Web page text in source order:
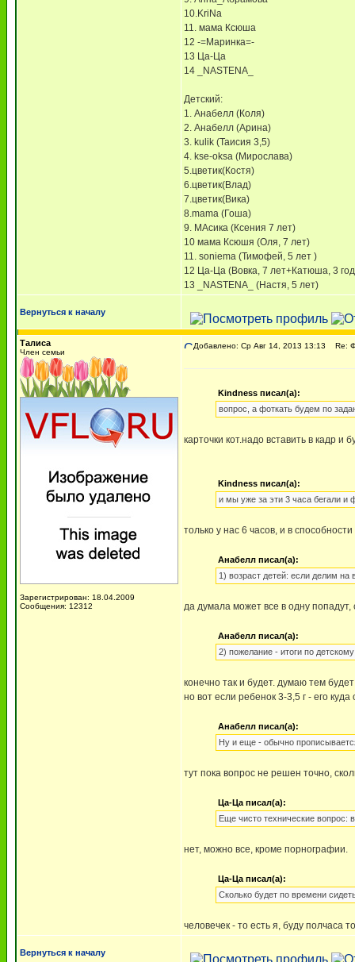
10.KriNa
11. мама Ксюша
12 -=Маринка=-
13 Ца-Ца
14 _NASTENA_
Детский:
1. Анабелл (Коля)
2. Анабелл (Арина)
3. kulik (Таисия 3,5)
4. kse-oksa (Мирослава)
5.цветик(Костя)
6.цветик(Влад)
7.цветик(Вика)
8.mama (Гоша)
9. МАсика (Ксения 7 лет)
10 мама Ксюшя (Оля, 7 лет)
11. soniema (Тимофей, 5 лет )
12 Ца-Ца (Вовка, 7 лет+Катюша, 3
13 _NASTENA_ (Настя, 5 лет)
Вернуться к началу
Талиса
Член семьи
Зарегистрирован: 18.04.2009
Сообщения: 12312
Добавлено: Ср Авг 14, 2013 13:13 Re:
Kindness писал(а):
вопрос, а фоткать будем по
карточки кот.надо вставить в кадр и
Kindness писал(а):
и мы уже за эти 3 часа бегали и
только у нас 6 часов, и в
Анабелл писал(а):
1) возраст детей: если делим на
да думала может все в одну попадут,
Анабелл писал(а):
2) пожелание - итоги по
конечно так и будет. думаю тем
но вот если ребенок 3-3,5 г - его
Анабелл писал(а):
Ну и еще - обычно
тут пока вопрос не решен точно,
Ца-Ца писал(а):
Еще чисто технические вопрос:
нет, можно все, кроме порнографии.
Ца-Ца писал(а):
Сколько будет по времени
человечек - то есть я, буду полчаса
Вернуться к началу